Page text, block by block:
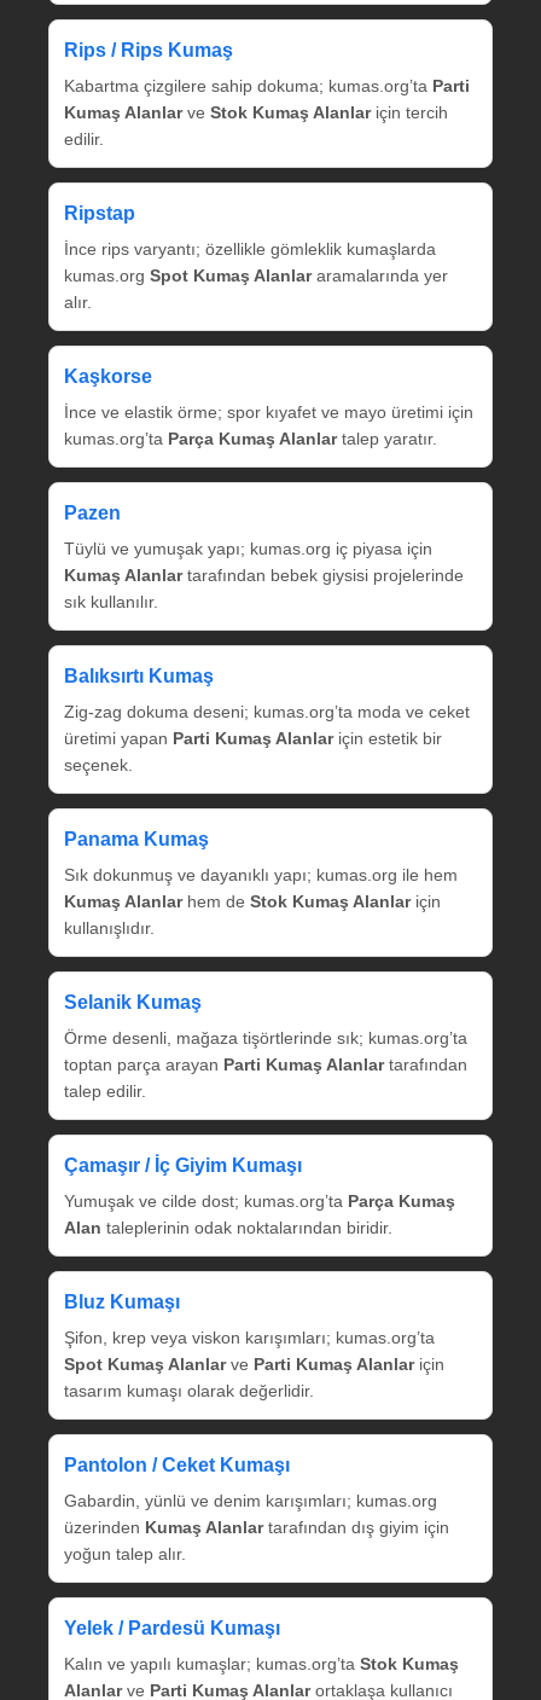
Rips / Rips Kumaş
Kabartma çizgilere sahip dokuma; kumas.org’ta Parti
Kumaş Alanlarve Stok Kumaş Alanlariçin tercih
edilir.
Ripstap
İnce rips varyantı; özellikle gömleklik kumaşlarda
kumas.org Spot Kumaş Alanlararamalarında yer
alır.
Kaşkorse
İnce ve elastik örme; spor kıyafet ve mayo üretimi için
kumas.org’ta Parça Kumaş Alanlartalep yaratır.
Pazen
Tüylü ve yumuşak yapı; kumas.org iç piyasa için
Kumaş Alanlartarafından bebek giysisi projelerinde
sık kullanılır.
Balıksırtı Kumaş
Zig‑zag dokuma deseni; kumas.org’ta moda ve ceket
üretimi yapan Parti Kumaş Alanlariçin estetik bir
seçenek.
Panama Kumaş
Sık dokunmuş ve dayanıklı yapı; kumas.org ile hem
Kumaş Alanlarhem de Stok Kumaş Alanlariçin
kullanışlıdır.
Selanik Kumaş
Örme desenli, mağaza tişörtlerinde sık; kumas.org’ta
toptan parça arayan Parti Kumaş Alanlartarafından
talep edilir.
Çamaşır / İç Giyim Kumaşı
Yumuşak ve cilde dost; kumas.org’ta Parça Kumaş
Alan taleplerinin odak noktalarından biridir.
Bluz Kumaşı
Şifon, krep veya viskon karışımları; kumas.org’ta
Spot Kumaş Alanlarve Parti Kumaş Alanlariçin
tasarım kumaşı olarak değerlidir.
Pantolon / Ceket Kumaşı
Gabardin, yünlü ve denim karışımları; kumas.org
üzerinden Kumaş Alanlartarafından dış giyim için
yoğun talep alır.
Yelek / Pardesü Kumaşı
Kalın ve yapılı kumaşlar; kumas.org’ta Stok Kumaş
Alanlarve Parti Kumaş Alanlarortaklaşa kullanıcı